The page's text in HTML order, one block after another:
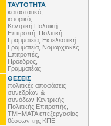
ΤΑΥΤΟΤΗΤΑ
καταστατικό,
ιστορικό,
Κεντρική Πολιτική
Επιτροπή, Πολιτική
Γραμματεία, Εκτελεστική
Γραμματεία, Νομαρχιακές
Επιτροπές,
Πρόεδρος,
Γραμματέας
ΘΕΣΕΙΣ
πολιτικές αποφάσεις
συνεδρίων &
συνόδων Κεντρικής
Πολιτικής Επιτροπής,
ΤΜΗΜΑΤΑ επεξεργασίας
θέσεων της ΚΠΕ